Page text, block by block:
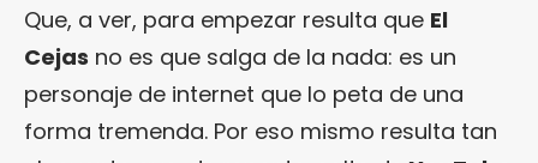
Que, a ver, para empezar resulta que El
Cejas no es que salga de la nada: es un
personaje de internet que lo peta de una
forma tremenda. Por eso mismo resulta tan